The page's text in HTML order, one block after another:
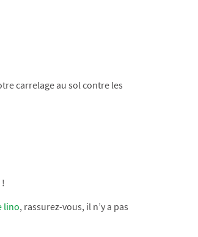
carrelage au sol contre les
lino, rassurez-vous, il n’y a pas